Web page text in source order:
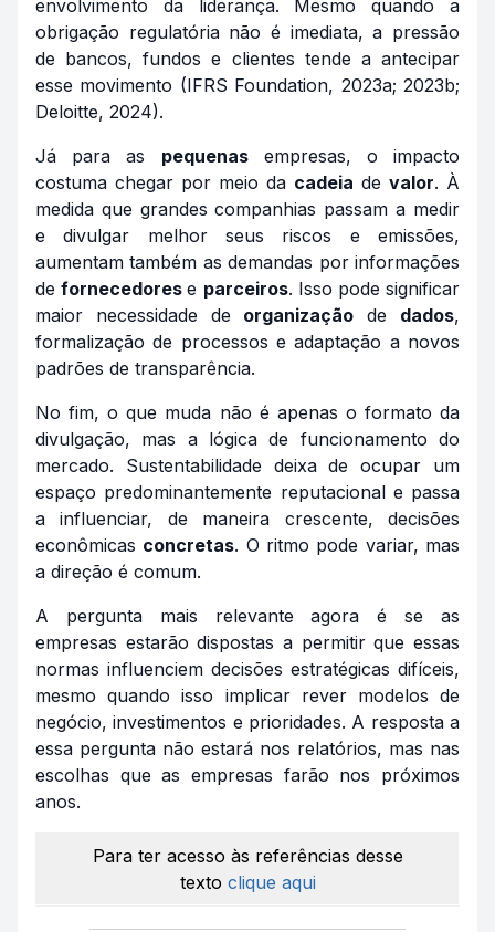
envolvimento da liderança. Mesmo quando a
obrigação regulatória não é imediata, a pressão
de bancos, fundos e clientes tende a antecipar
esse movimento (IFRS Foundation, 2023a; 2023b;
Deloitte, 2024).
Já para as pequenasempresas, o impacto
costuma chegar por meio da cadeia de valor. À
medida que grandes companhias passam a medir
e divulgar melhor seus riscos e emissões,
aumentam também as demandas por informações
defornecedorese parceiros. Isso pode significar
maior necessidade de organização de dados,
formalização de processos e adaptação a novos
padrões de transparência.
No fim, o que muda não é apenas o formato da
divulgação, mas a lógica de funcionamento do
mercado. Sustentabilidade deixa de ocupar um
espaço predominantemente reputacional e passa
a influenciar, de maneira crescente, decisões
econômicas concretas. O ritmo pode variar, mas
a direção é comum.
A pergunta mais relevante agora é se as
empresas estarão dispostas a permitir que essas
normas influenciem decisões estratégicas difíceis,
mesmo quando isso implicar rever modelos de
negócio, investimentos e prioridades. A resposta a
essa pergunta não estará nos relatórios, mas nas
escolhas que as empresas farão nos próximos
anos.
Para ter acesso às referências desse
texto clique aqui